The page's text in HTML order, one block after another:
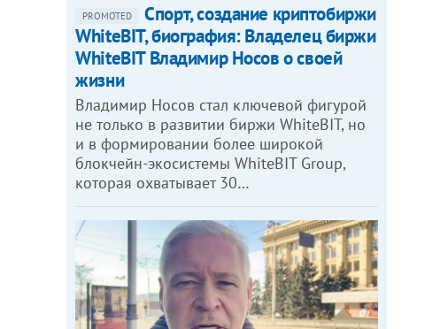
PROMOTED
Спорт, создание криптобиржи
WhiteBIT, биография: Владелец биржи
WhiteBIT Владимир Носов о своей
жизни
Владимир Носов стал ключевой фигурой
не только в развитии биржи WhiteBIT, но
и в формировании более широкой
блокчейн-экосистемы WhiteBIT Group,
которая охватывает 30…